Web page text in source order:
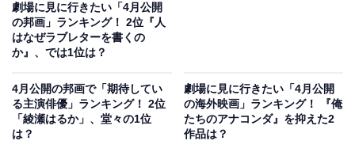
人になったスポンジ・ボブが、勇敢さを手に入れた“真
の”立派な大人になるため、ビキニタウンよりもっと深い
海の底へ繰り出します。おなじみのパトリックやイカル
ドら個性豊かな仲間たちにも注目です。
回答者からは、「スポンジ・ボブをテレビではなく、大
劇場に見に行きたい「4月公開
の邦画」ランキング！ 2位『人
はなぜラブレターを書くの
か』、では1位は？
4月公開の邦画で「期待してい
る主演俳優」ランキング！ 2位
「綾瀬はるか」、堂々の1位
は？
劇場に見に行きたい「4月公開
の海外映画」ランキング！ 『俺
たちのアナコンダ』を抑えた2
作品は？